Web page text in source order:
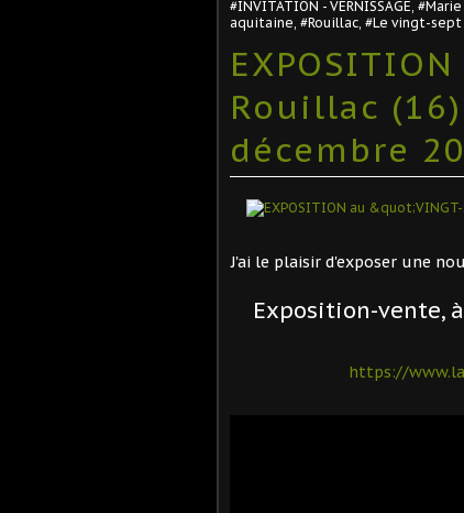
#INVITATION - VERNISSAGE,
aquitaine, #Rouillac, #Le vingt-sept
Rouillac
décembre
J'ai le plaisir d'exposer une
Exposition-vente,
https://